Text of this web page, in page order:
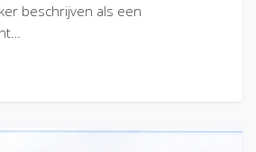
beschrijven als een